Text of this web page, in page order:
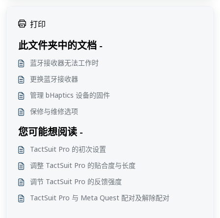
打印
此文件夹中的文档 -
蓝牙接收器无法工作时
更换蓝牙接收器
管理 bHaptics 设备的固件
保修与维修选项
您可能想阅读 -
TactSuit Pro 的初次设置
调整 TactSuit Pro 的贴合度与长度
调节 TactSuit Pro 的反馈强度
TactSuit Pro 与 Meta Quest 配对及解除配对